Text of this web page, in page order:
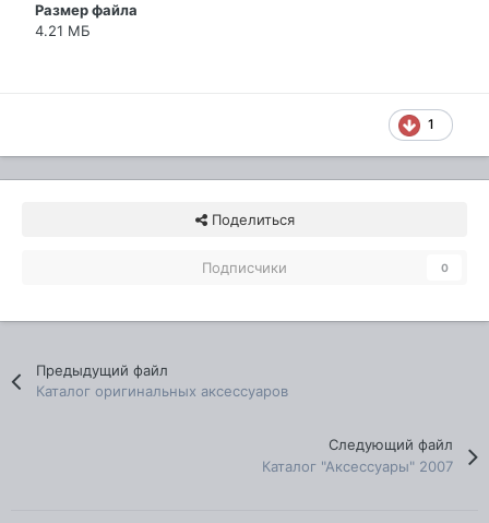
Размер файла
4.21 МБ
1
Поделиться
Подписчики 0
Предыдущий файл
Каталог оригинальных аксессуаров
Следующий файл
Каталог "Аксессуары" 2007